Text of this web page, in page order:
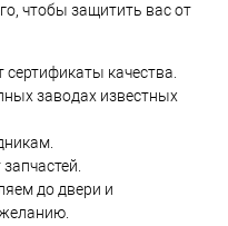
чтобы защитить вас от
качества.
заводах известных
до двери и